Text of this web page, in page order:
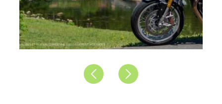
PrécédentSuivant